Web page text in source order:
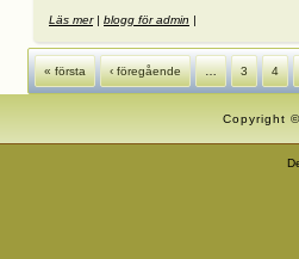
Läs merom Hem
| blogg för admin |
Sidor
« första ‹ föregående … 3 4
Copyright